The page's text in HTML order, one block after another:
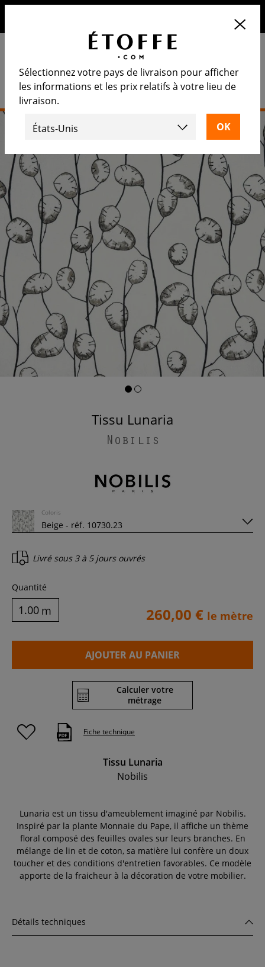
Tissu Lunaria
Nobilis
Coloris
Livré sous 3 à 5 jours ouvrés
Quantité
m 260,00 € le mètre
AJOUTER AU PANIER
Calculer votre
métrage
Fiche technique
Tissu Lunaria
Nobilis
Lunaria est un tissu d'ameublement imaginé par Nobilis.
Inspiré par la plante Monnaie du Pape, il affiche un thème
floral composé des feuilles ovales sur leurs branches. En
mélange de lin et de coton, sa matière lui confère un doux
toucher et des conditions d'entretien favorables. Ce modèle
apporte de la fraicheur à la décoration de votre mobilier.
Détails techniques
Sélectionnez votre pays de livraison pour afficher
les informations et les prix relatifs à votre lieu de
livraison.